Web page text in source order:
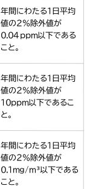
年間にわたる1日平均
値の２％除外値が
0.04ppm以下である
こと。
年間にわたる1日平均
値の２％除外値が
10ppm以下であるこ
と。
年間にわたる1日平均
値の２％除外値が
0.1mg/ｍ³以下である
こと。